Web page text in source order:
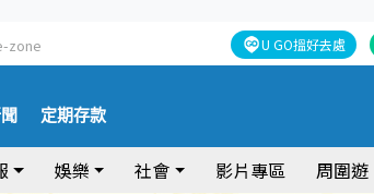
zone U GO搵好去處
定期存款
娛樂 社會 影片專區 周圍遊